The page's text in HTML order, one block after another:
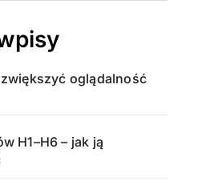
zwiększyć oglądalność
H1–H6 – jak ją